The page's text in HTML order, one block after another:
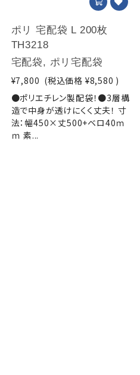
ポリ 宅配袋 L 200枚
TH3218
宅配袋, ポリ宅配袋
¥7,800 (税込価格 ¥8,580 )
●ポリエチレン製配袋！●3層構
造で中身が透けにくく丈夫！ 寸
法：幅450×丈500+ベロ40ｍ
ｍ 素...